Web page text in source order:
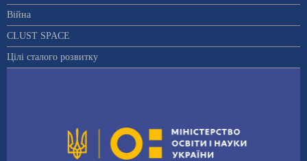
Війна
CLUST SPACE
Цілі сталого розвитку